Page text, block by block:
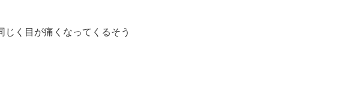
じく目が痛くなってくるそう